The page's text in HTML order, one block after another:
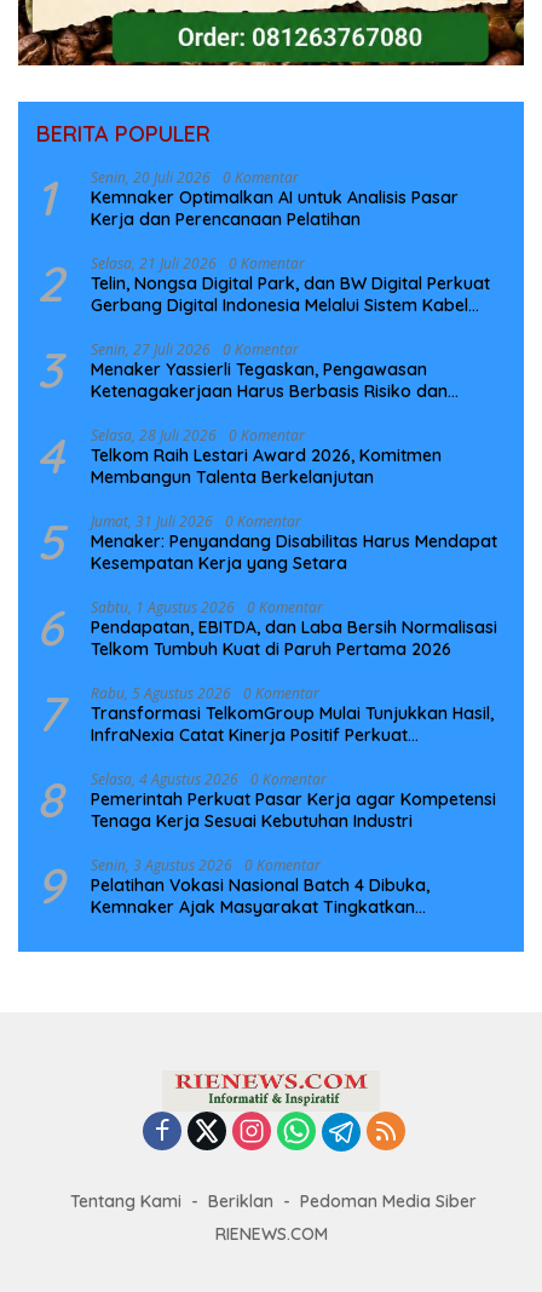
BERITA POPULER
1 Senin, 20 Juli 2026 0 Komentar
Kemnaker Optimalkan AI untuk Analisis Pasar
Kerja dan Perencanaan Pelatihan
2 Selasa, 21 Juli 2026 0 Komentar
Telin, Nongsa Digital Park, dan BW Digital Perkuat
Gerbang Digital Indonesia Melalui Sistem Kabel
3 Senin, 27 Juli 2026 0 Komentar
Menaker Yassierli Tegaskan, Pengawasan
Ketenagakerjaan Harus Berbasis Risiko dan
4 Selasa, 28 Juli 2026 0 Komentar
Telkom Raih Lestari Award 2026, Komitmen
Membangun Talenta Berkelanjutan
5 Jumat, 31 Juli 2026 0 Komentar
Menaker: Penyandang Disabilitas Harus Mendapat
Kesempatan Kerja yang Setara
6 Sabtu, 1 Agustus 2026 0 Komentar
Pendapatan, EBITDA, dan Laba Bersih Normalisasi
Telkom Tumbuh Kuat di Paruh Pertama 2026
7 Rabu, 5 Agustus 2026 0 Komentar
Transformasi TelkomGroup Mulai Tunjukkan Hasil,
InfraNexia Catat Kinerja Positif Perkuat
8 Selasa, 4 Agustus 2026 0 Komentar
Pemerintah Perkuat Pasar Kerja agar Kompetensi
Tenaga Kerja Sesuai Kebutuhan Industri
9 Senin, 3 Agustus 2026 0 Komentar
Pelatihan Vokasi Nasional Batch 4 Dibuka,
Kemnaker Ajak Masyarakat Tingkatkan
Tentang Kami Beriklan
Pedoman Media Siber
RIENEWS.COM